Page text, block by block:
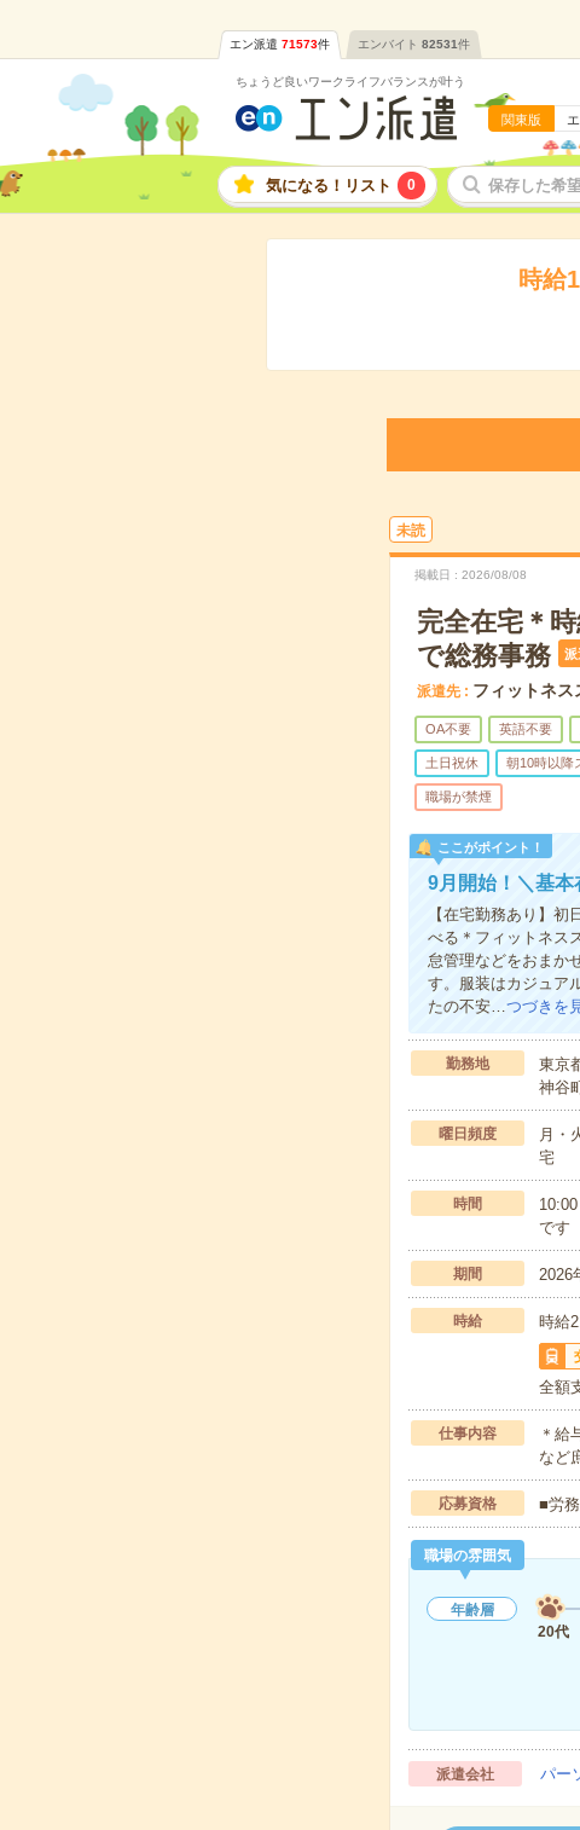
エン派遣 71573件 エンバイト 82531件
ちょうど良いワークライフバランスが叶う
関東版
気になる！リスト 0 保存した希
時給
未読
掲載日 2026/08/08
完全在宅＊
で総務事務
派
派遣先 フィットネ
OA不要 英語不要
土日祝休 朝10時以降
職場が禁煙
ここがポイント！
9月開始！＼基本
【在宅勤務あり】
べる＊フィットネス
怠管理などをおまか
す。服装はカジュア
たの不安…つづきを
勤務地
東京
神谷
曜日頻度
月・
宅
時間
です
期間 2026
時給 時給
全額
仕事内容
＊給
など
応募資格 ■労
職場の雰囲気
年齢層
20代
派遣会社 パー